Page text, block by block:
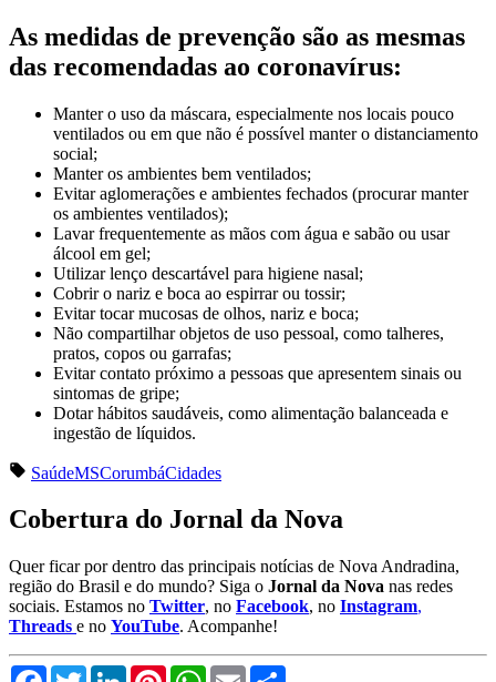
As medidas de prevenção são as mesmas
das recomendadas ao coronavírus:
Manter o uso da máscara, especialmente nos locais pouco
ventilados ou em que não é possível manter o distanciamento
social;
Manter os ambientes bem ventilados;
Evitar aglomerações e ambientes fechados (procurar manter
os ambientes ventilados);
Lavar frequentemente as mãos com água e sabão ou usar
álcool em gel;
Utilizar lenço descartável para higiene nasal;
Cobrir o nariz e boca ao espirrar ou tossir;
Evitar tocar mucosas de olhos, nariz e boca;
Não compartilhar objetos de uso pessoal, como talheres,
pratos, copos ou garrafas;
Evitar contato próximo a pessoas que apresentem sinais ou
sintomas de gripe;
Dotar hábitos saudáveis, como alimentação balanceada e
ingestão de líquidos.
SaúdeMSCorumbáCidades
Cobertura do Jornal da Nova
Quer ficar por dentro das principais notícias de Nova Andradina,
região do Brasil e do mundo? Siga o Jornal da Nova nas redes
sociais. Estamos no Twitter, no Facebook, no Instagram,
Threads e no YouTube. Acompanhe!
FacebookTwitterLinkedInPinterestWhatsApp
Email